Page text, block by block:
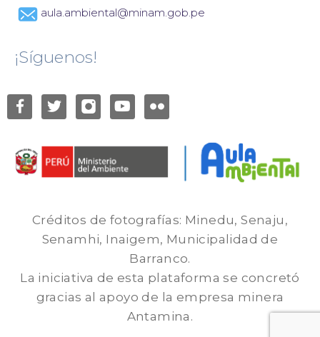
aula.ambiental@minam.gob.pe
¡Síguenos!
Créditos de fotografías: Minedu, Senaju,
Senamhi, Inaigem, Municipalidad de
Barranco.
La iniciativa de esta plataforma se concretó
gracias al apoyo de la empresa minera
Antamina.